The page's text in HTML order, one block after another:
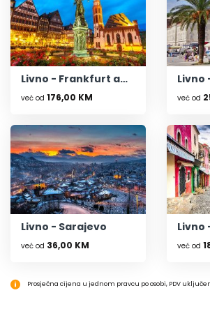
Livno - Frankfurt am Main
već od 176,00 KM
Livno
već od
Livno - Sarajevo
već od 36,00 KM
Livno
već od
Prosječna cijena u jednom pravcu po osobi, PDV